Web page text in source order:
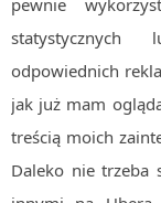
pewnie
odpowiednich
jak już mam
treścią moich
Daleko nie trzeba